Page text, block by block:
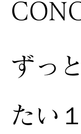
ずっ
たい